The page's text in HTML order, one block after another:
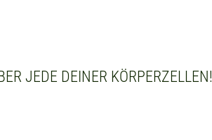
JEDE DEINER KÖRPERZELLEN!